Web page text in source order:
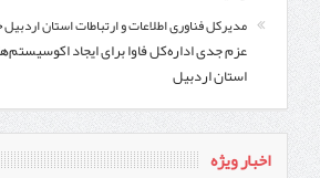
مدیرکل فناوری اطلاعات و ارتباطات استان اردبیل
عزم جدی اداره‌کل فاوا برای ایجاد
استان اردبیل
اخبار ویژه